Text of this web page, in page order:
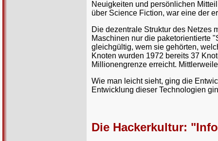
Neuigkeiten und persönlichen
über Science Fiction, war eine der
Die dezentrale Struktur des Netzes
Maschinen nur die paketorientierte
gleichgültig, wem sie gehörten,
Knoten wurden 1972 bereits 37
Millionengrenze erreicht.
Wie man leicht sieht, ging die
Entwicklung dieser Technologien
Die Hackerkultur: